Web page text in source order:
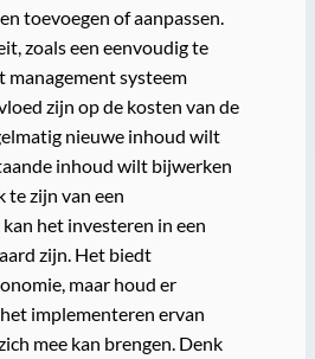
toevoegen of aanpassen.
zoals een eenvoudig te
systeem
zijn op de kosten van de
nieuwe inhoud wilt
inhoud wilt bijwerken
te zijn van een
het investeren in een
zijn. Het biedt
maar houd er
implementeren ervan
mee kan brengen. Denk